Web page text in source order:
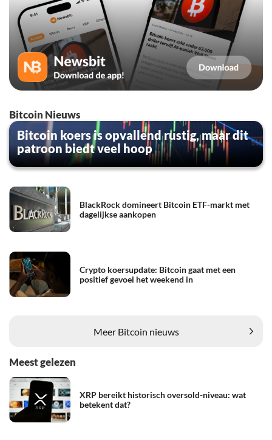
Bitcoin Nieuws
Bitcoin koers is opvallend rustig, maar dit
patroon biedt veel hoop
BlackRock domineert Bitcoin ETF-markt met
dagelijkse aankopen
Crypto koersupdate: Bitcoin gaat met een
positief gevoel het weekend in
Meer Bitcoin nieuws
Meest gelezen
XRP bereikt historisch oversold-niveau: wat
betekent dat?